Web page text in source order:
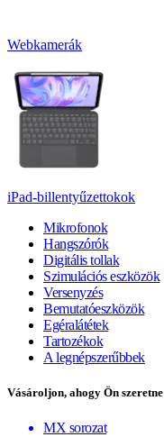
Webkamerák
iPad-billentyűzettokok
Mikrofonok
Hangszórók
Digitális tollak
Szimulációs eszközök
Versenyzés
Bemutatóeszközök
Egéralátétek
Tartozékok
A legnépszerűbbek
Vásároljon, ahogy Ön szeretne
MX sorozat